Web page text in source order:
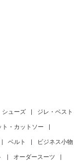
シューズ ジレ・ベスト
ト・カットソー
ベルト ビジネス小物
オーダースーツ